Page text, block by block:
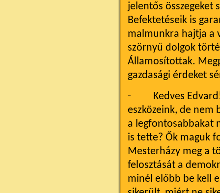
jelentős összegeket
Befektetéseik is
malmunkra hajtja a
szörnyű dolgok
Államosítottak.
gazdasági érdeket
- Kedves Edvard!
eszközeink, de nem
a legfontosabbakat
is tette? Ők maguk
Mesterházy meg a
felosztását a
minél előbb be kell